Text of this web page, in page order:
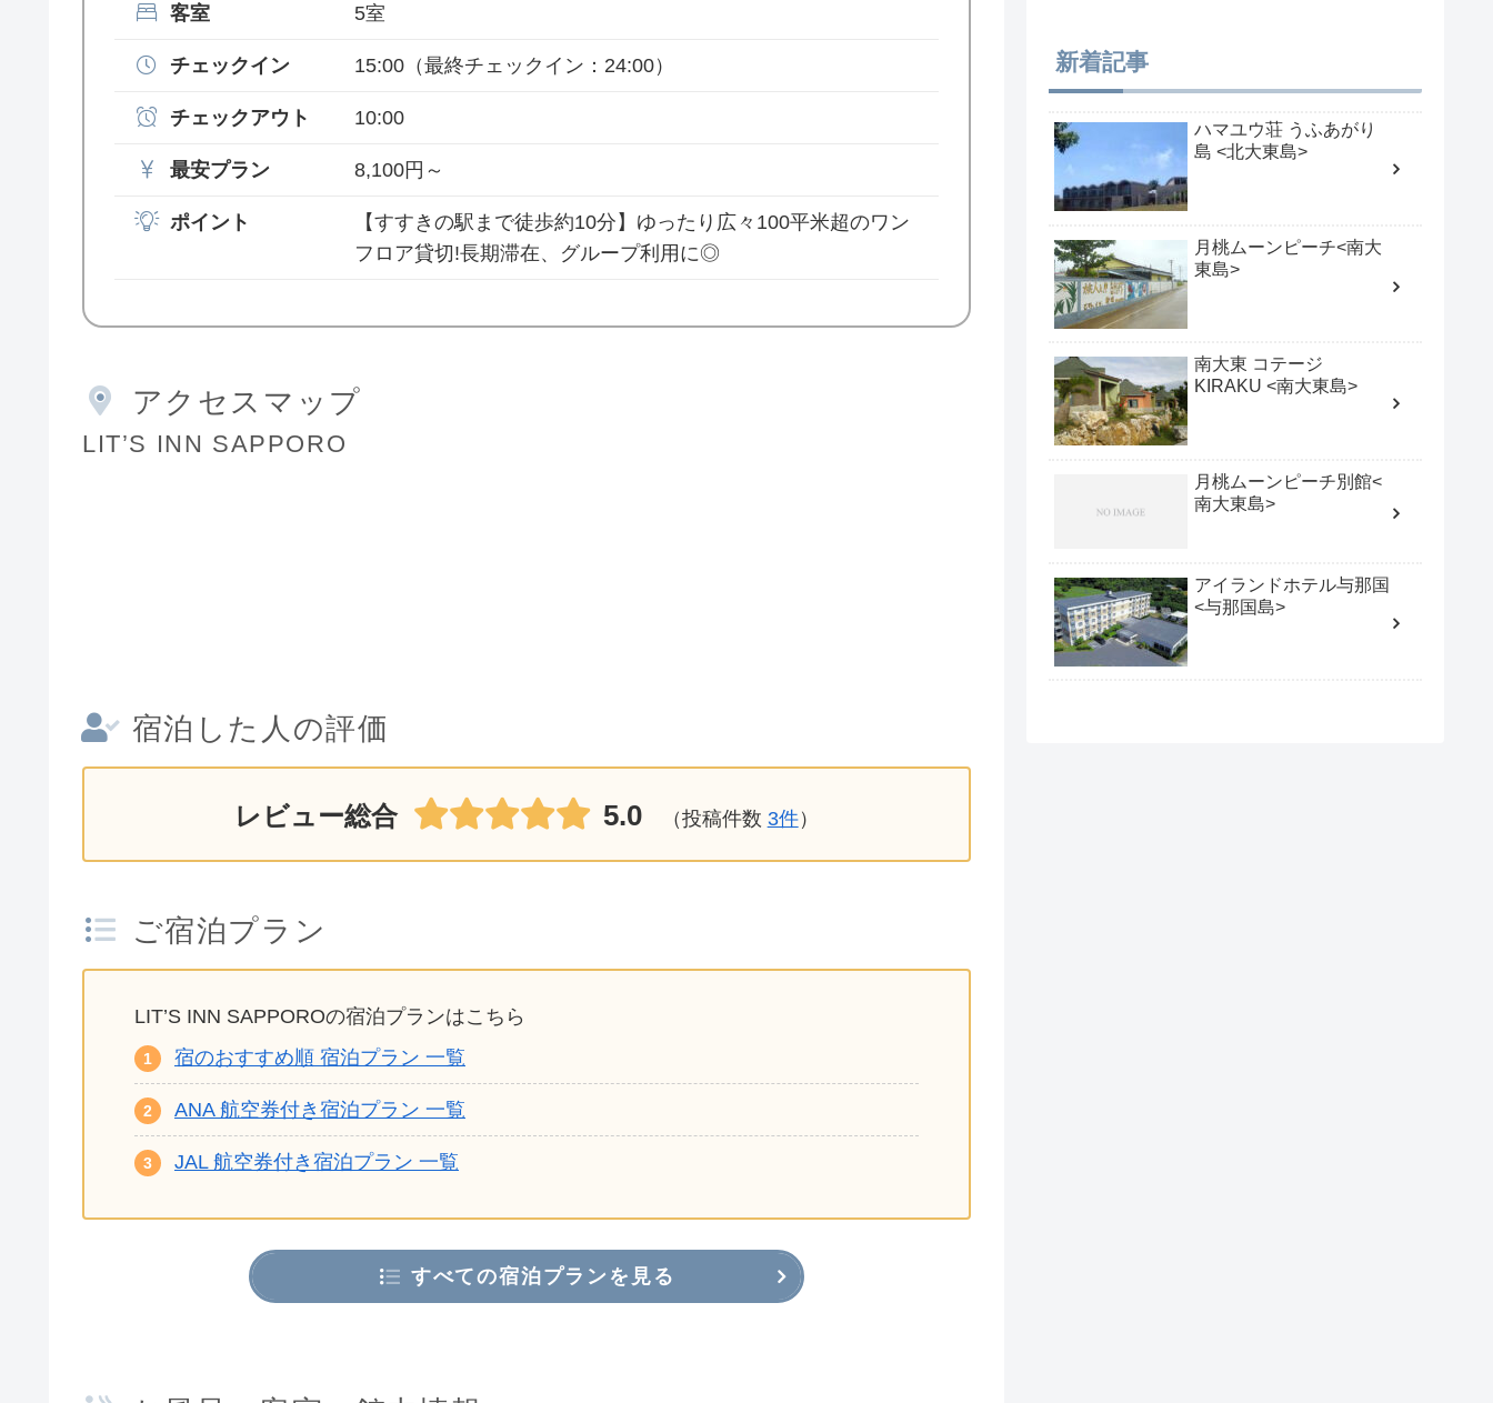
客室 5室
チェックイン 15:00 （最終チェックイン：24:00）
チェックアウト 10:00
最安プラン 8,100円～
ポイント
【すすきの駅まで徒歩約10分】ゆったり広々100平米超のワン
フロア貸切!長期滞在、グループ利用に◎
アクセスマップ
LIT’S INN SAPPORO
宿泊した人の評価
レビュー総合 5.0 （投稿件数 3件）
ご宿泊プラン
LIT’S INN SAPPOROの宿泊プランはこちら
宿のおすすめ順 宿泊プラン 一覧
ANA 航空券付き宿泊プラン 一覧
JAL 航空券付き宿泊プラン 一覧
すべての宿泊プランを見る
新着記事
ハマユウ荘 うふあがり
島 <北大東島>
月桃ムーンピーチ<南大
東島>
南大東 コテージ
KIRAKU <南大東島>
月桃ムーンピーチ別館<
南大東島>
アイランドホテル与那国
<与那国島>